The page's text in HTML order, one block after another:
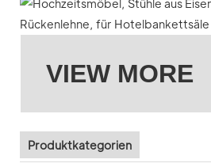
VIEW MORE
Produktkategorien